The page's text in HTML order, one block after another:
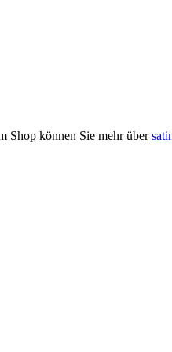
Shop können Sie mehr über